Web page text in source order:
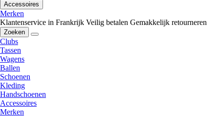
Accessoires
Merken
Klantenservice in Frankrijk Veilig betalen Gemakkelijk retourneren
Zoeken
Clubs
Tassen
Wagens
Ballen
Schoenen
Kleding
Handschoenen
Accessoires
Merken